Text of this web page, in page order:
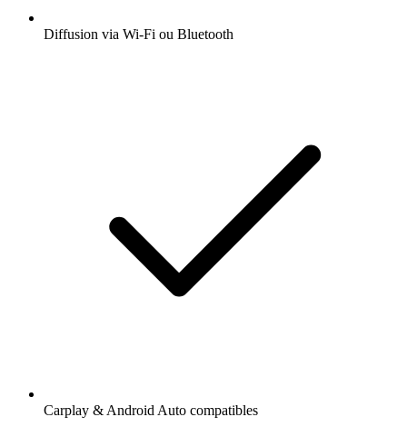
Diffusion via Wi-Fi ou Bluetooth
Carplay & Android Auto compatibles